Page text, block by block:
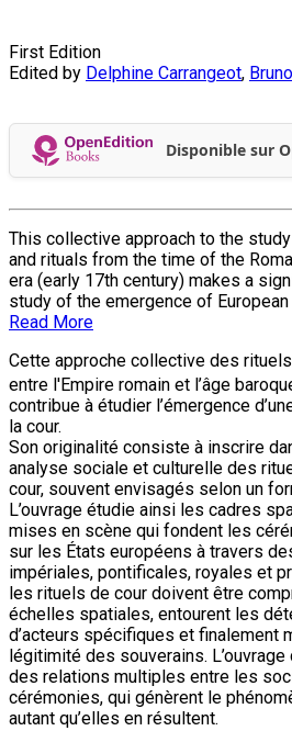
First Edition
Edited by Delphine Carrangeot,
Disponible sur
This collective approach to the
and rituals from the time of the
era (early 17th century) makes a
study of the emergence of
Read More
Cette approche collective des
entre l'Empire romain et l’âge
contribue à étudier l’émergence
la cour.
Son originalité consiste à inscrire
analyse sociale et culturelle des
cour, souvent envisagés selon un
L’ouvrage étudie ainsi les cadres
mises en scène qui fondent les
sur les États européens à travers
impériales, pontificales, royales et
les rituels de cour doivent être
échelles spatiales, entourent les
d’acteurs spécifiques et finalement
légitimité des souverains.
des relations multiples entre les
cérémonies, qui génèrent le
autant qu’elles en résultent.